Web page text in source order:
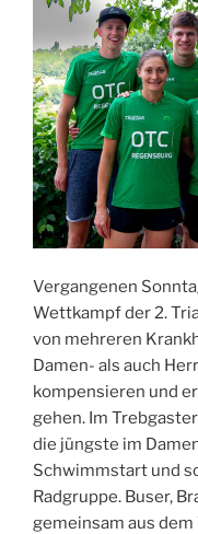
Vergangenen
Wettkampf der 2.
von mehreren
Damen- als auch
kompensieren und
gehen. Im
die jüngste im
Schwimmstart und
Radgruppe. Buser,
gemeinsam aus